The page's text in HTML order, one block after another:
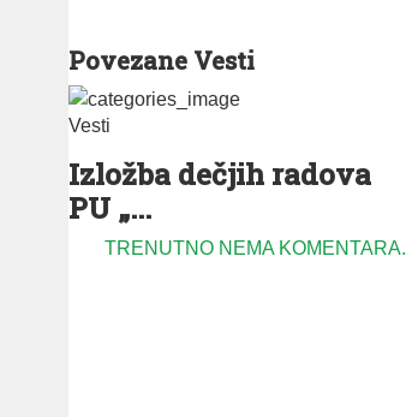
Povezane Vesti
Vesti
Izložba dečjih radova
PU „...
TRENUTNO NEMA KOMENTARA.